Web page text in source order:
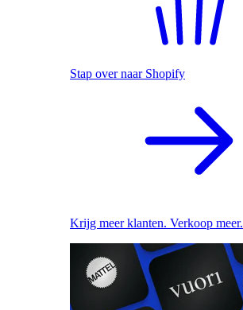
Stap over naar Shopify
Krijg meer klanten. Verkoop meer.